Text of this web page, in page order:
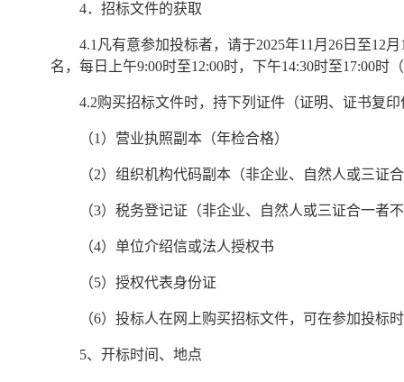
4．招标文件的获取
4.1凡有意参加投标者，请于2025年11月26日至12
名，每日上午9:00时至12:00时，下午14:30时至17:00时
4.2购买招标文件时，持下列证件（证明、证书复
（1）营业执照副本（年检合格）
（2）组织机构代码副本（非企业、自然人或三证
（3）税务登记证（非企业、自然人或三证合一者
（4）单位介绍信或法人授权书
（5）授权代表身份证
（6）投标人在网上购买招标文件，可在参加投标
5、开标时间、地点